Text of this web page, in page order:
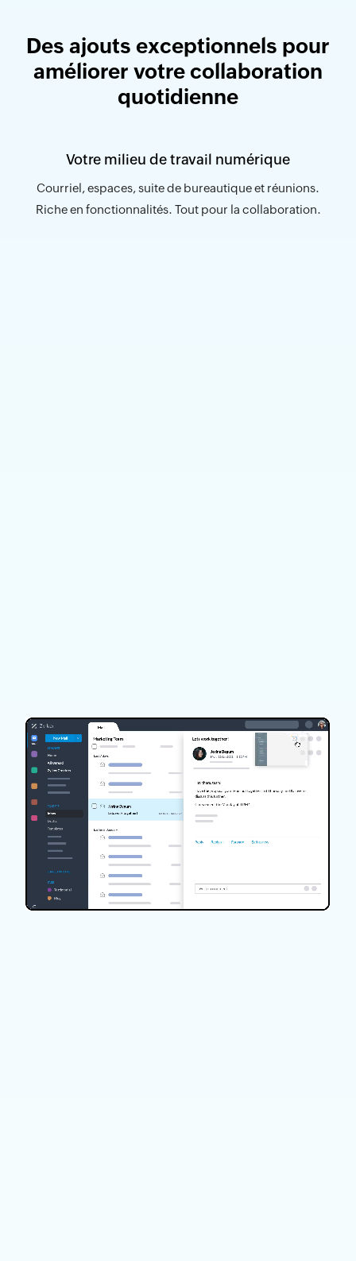
Des ajouts exceptionnels pour
améliorer votre collaboration
quotidienne
Votre milieu de travail numérique
Courriel, espaces, suite de bureautique et réunions.
Riche en fonctionnalités. Tout pour la collaboration.